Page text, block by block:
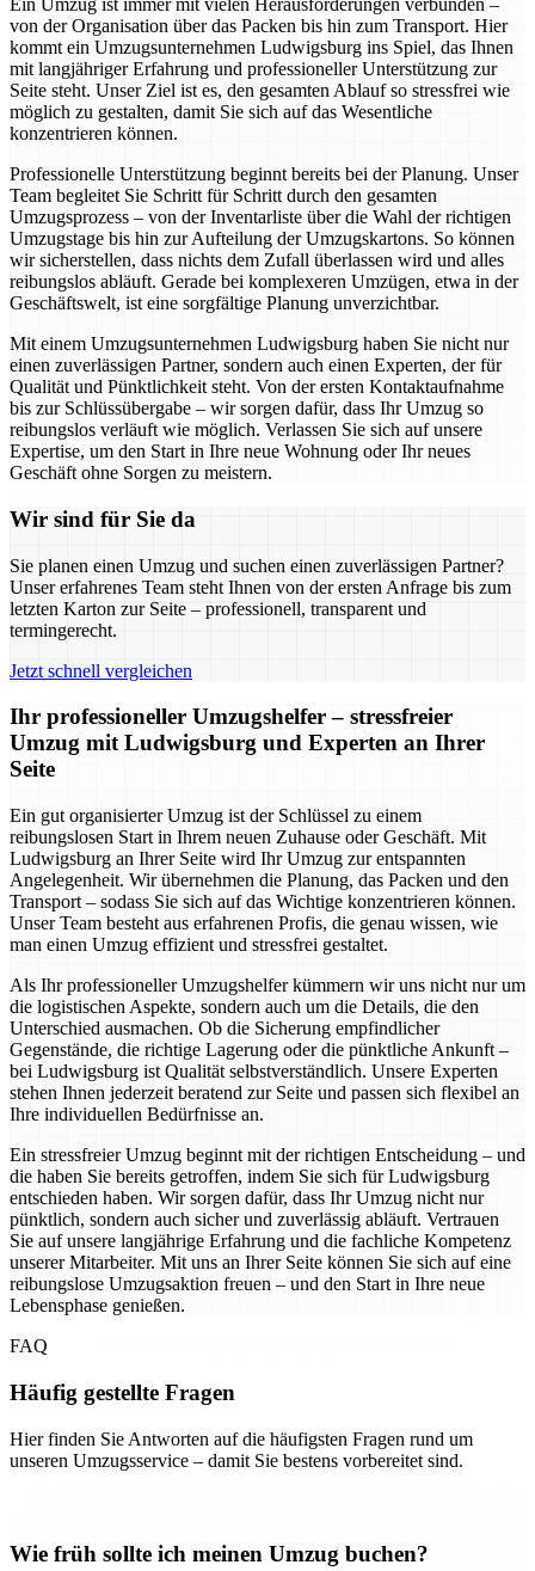
Ein Umzug ist immer mit vielen Herausforderungen verbunden –
von der Organisation über das Packen bis hin zum Transport. Hier
kommt ein Umzugsunternehmen Ludwigsburg ins Spiel, das Ihnen
mit langjähriger Erfahrung und professioneller Unterstützung zur
Seite steht. Unser Ziel ist es, den gesamten Ablauf so stressfrei wie
möglich zu gestalten, damit Sie sich auf das Wesentliche
konzentrieren können.
Professionelle Unterstützung beginnt bereits bei der Planung. Unser
Team begleitet Sie Schritt für Schritt durch den gesamten
Umzugsprozess – von der Inventarliste über die Wahl der richtigen
Umzugstage bis hin zur Aufteilung der Umzugskartons. So können
wir sicherstellen, dass nichts dem Zufall überlassen wird und alles
reibungslos abläuft. Gerade bei komplexeren Umzügen, etwa in der
Geschäftswelt, ist eine sorgfältige Planung unverzichtbar.
Mit einem Umzugsunternehmen Ludwigsburg haben Sie nicht nur
einen zuverlässigen Partner, sondern auch einen Experten, der für
Qualität und Pünktlichkeit steht. Von der ersten Kontaktaufnahme
bis zur Schlüssübergabe – wir sorgen dafür, dass Ihr Umzug so
reibungslos verläuft wie möglich. Verlassen Sie sich auf unsere
Expertise, um den Start in Ihre neue Wohnung oder Ihr neues
Geschäft ohne Sorgen zu meistern.
Wir sind für Sie da
Sie planen einen Umzug und suchen einen zuverlässigen Partner?
Unser erfahrenes Team steht Ihnen von der ersten Anfrage bis zum
letzten Karton zur Seite – professionell, transparent und
termingerecht.
Jetzt schnell vergleichen
Ihr professioneller Umzugshelfer – stressfreier
Umzug mit Ludwigsburg und Experten an Ihrer
Seite
Ein gut organisierter Umzug ist der Schlüssel zu einem
reibungslosen Start in Ihrem neuen Zuhause oder Geschäft. Mit
Ludwigsburg an Ihrer Seite wird Ihr Umzug zur entspannten
Angelegenheit. Wir übernehmen die Planung, das Packen und den
Transport – sodass Sie sich auf das Wichtige konzentrieren können.
Unser Team besteht aus erfahrenen Profis, die genau wissen, wie
man einen Umzug effizient und stressfrei gestaltet.
Als Ihr professioneller Umzugshelfer kümmern wir uns nicht nur um
die logistischen Aspekte, sondern auch um die Details, die den
Unterschied ausmachen. Ob die Sicherung empfindlicher
Gegenstände, die richtige Lagerung oder die pünktliche Ankunft –
bei Ludwigsburg ist Qualität selbstverständlich. Unsere Experten
stehen Ihnen jederzeit beratend zur Seite und passen sich flexibel an
Ihre individuellen Bedürfnisse an.
Ein stressfreier Umzug beginnt mit der richtigen Entscheidung – und
die haben Sie bereits getroffen, indem Sie sich für Ludwigsburg
entschieden haben. Wir sorgen dafür, dass Ihr Umzug nicht nur
pünktlich, sondern auch sicher und zuverlässig abläuft. Vertrauen
Sie auf unsere langjährige Erfahrung und die fachliche Kompetenz
unserer Mitarbeiter. Mit uns an Ihrer Seite können Sie sich auf eine
reibungslose Umzugsaktion freuen – und den Start in Ihre neue
Lebensphase genießen.
FAQ
Häufig gestellte Fragen
Hier finden Sie Antworten auf die häufigsten Fragen rund um
unseren Umzugsservice – damit Sie bestens vorbereitet sind.
Wie früh sollte ich meinen Umzug buchen?